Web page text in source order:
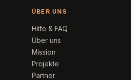
ÜBER UNS
Hilfe & FAQ
Über uns
Mission
Projekte
Partner